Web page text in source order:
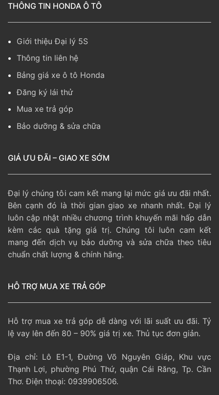
THÔNG TIN HONDA Ô TÔ
Giới thiệu Đại lý 5S
Thông tin liên hệ
Bảng giá xe ô tô Honda
Đăng ký lái thử
Mua xe trả góp
Bảo dưỡng & sửa chữa
GIÁ ƯU ĐÃI – GIAO XE SỚM
Đại lý chúng tôi cam kết mang lại mức giá ưu đãi nhất.
Bên cạnh đó là thời gian giao xe nhanh nhất. Đại lý
luôn cập nhật nhiều chương trình khuyến mãi hấp dẫn
kèm các quà tặng giá trị. Chúng tôi luôn cam kết
mang đến dịch vụ bảo dưỡng và sửa chữa theo tiêu
chuẩn chất lượng & chính hãng.
HỖ TRỢ MUA XE TRẢ GÓP
Hỗ trợ mua xe trả góp dễ dàng với lãi suất ưu đãi. Tỷ
lệ vay lên đến 80 – 90% giá trị xe. Thủ tục đơn giản.
Địa chỉ: Lô E1-1, Đường Võ Nguyên Giáp, Khu vực
Thạnh Lợi, phường Phú Thứ, quận Cái Răng, Tp. Cần
Thơ. Điện thoại: 0939906506.